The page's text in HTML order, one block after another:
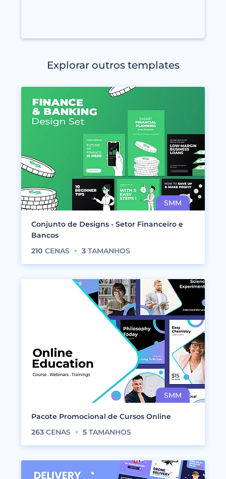
Explorar outros templates
Conjunto de Designs - Setor Financeiro e
Bancos
210 CENAS 3 TAMANHOS
Pacote Promocional de Cursos Online
263 CENAS 5 TAMANHOS